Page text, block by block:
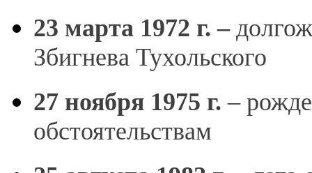
23 марта 1972 г. –
Збигнева Тухольского
27 ноября 1975 г.–
обстоятельствам